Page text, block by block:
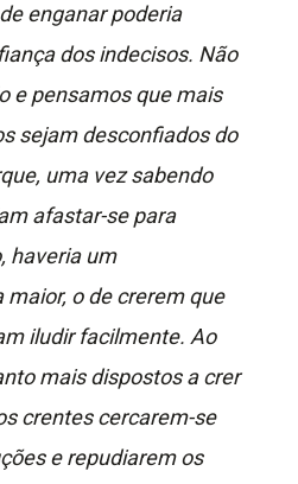
enganar poderia
dos indecisos. Não
e pensamos que mais
sejam desconfiados do
uma vez sabendo
afastar-se para
haveria um
o de crerem que
iludir facilmente. Ao
mais dispostos a crer
crentes cercarem-se
e repudiarem os